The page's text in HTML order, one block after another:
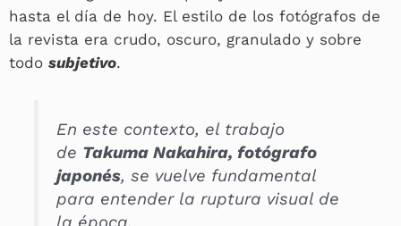
hasta el día de hoy. El estilo de los fotógrafos de
la revista era crudo, oscuro, granulado y sobre
todo subjetivo.
En este contexto, el trabajo
de Takuma Nakahira, fotógrafo
japonés, se vuelve fundamental
para entender la ruptura visual de